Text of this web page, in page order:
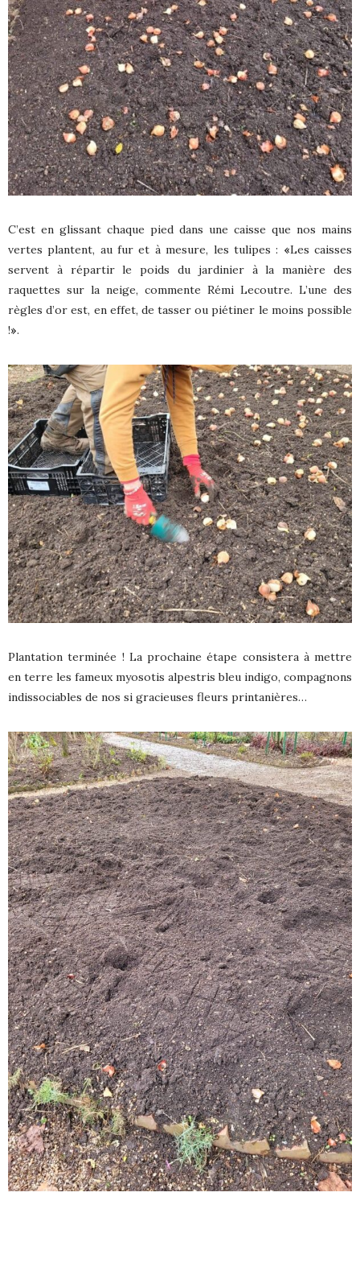
C’est en glissant chaque pied dans une caisse que nos mains
vertes plantent, au fur et à mesure, les tulipes : «Les caisses
servent à répartir le poids du jardinier à la manière des
raquettes sur la neige, commente Rémi Lecoutre. L’une des
règles d’or est, en effet, de tasser ou piétiner le moins possible
!».
Plantation terminée ! La prochaine étape consistera à mettre
en terre les fameux myosotis alpestris bleu indigo, compagnons
indissociables de nos si gracieuses fleurs printanières…